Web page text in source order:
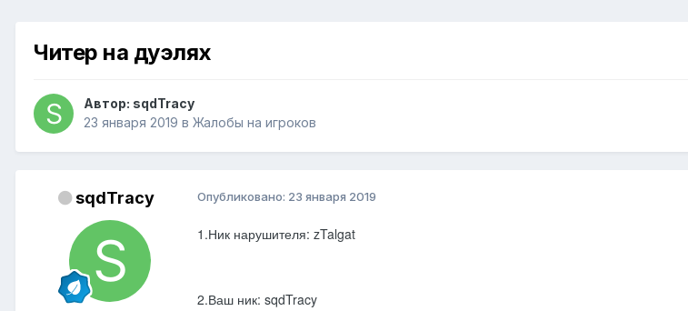
Читер на дуэлях
Автор: sqdTracy
23 января 2019 в Жалобы на игроков
sqdTracy Опубликовано: 23 января 2019
1.Ник нарушителя: zTalgat
2.Ваш ник: sqdTracy